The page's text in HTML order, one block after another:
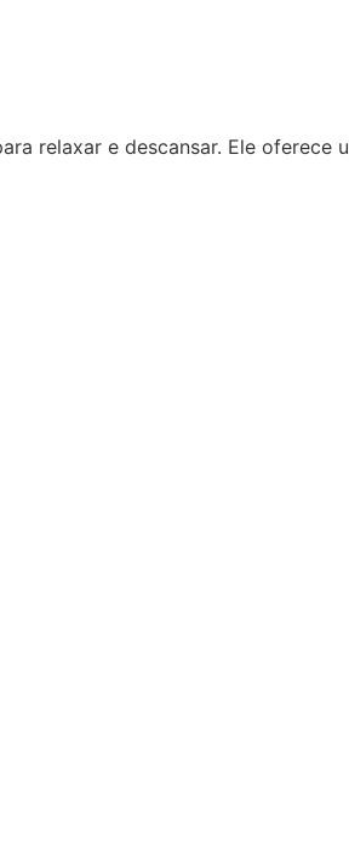
relaxar e descansar. Ele oferece